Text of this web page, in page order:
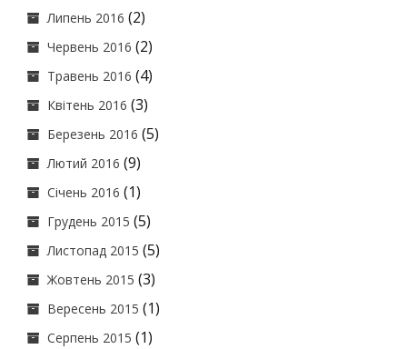
Липень 2016 (2)
Червень 2016 (2)
Травень 2016 (4)
Квітень 2016 (3)
Березень 2016 (5)
Лютий 2016 (9)
Січень 2016 (1)
Грудень 2015 (5)
Листопад 2015 (5)
Жовтень 2015 (3)
Вересень 2015 (1)
Серпень 2015 (1)